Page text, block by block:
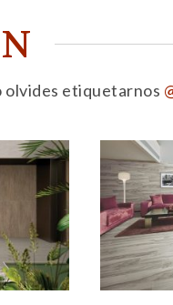
olvides etiquetarnos